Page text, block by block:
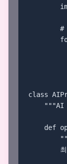
#
class
"""AI
def
최